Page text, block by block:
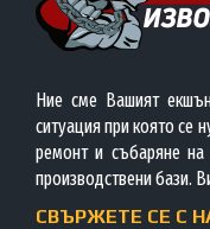
Ние сме Вашият
ситуация при която се
ремонт и събаряне на
производствени бази.
СВЪРЖЕТЕ СЕ С